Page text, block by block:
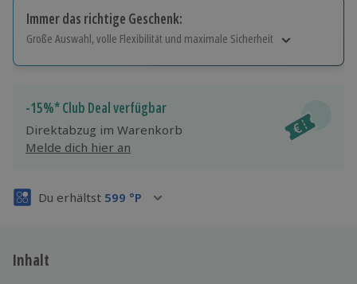
Immer das richtige Geschenk:
Große Auswahl, volle Flexibilität und maximale Sicherheit
Jeder Gutschein für alle Erlebnisse einlösbar.
Maximale Sicherheit
3 Jahre gültig & verlängerbar.
-15%* Club Deal verfügbar
Direktabzug im Warenkorb
Melde dich hier an
Du erhältst 599 °P
Inhalt